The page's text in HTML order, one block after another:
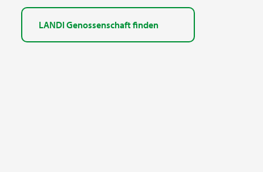
LANDI Genossenschaft finden